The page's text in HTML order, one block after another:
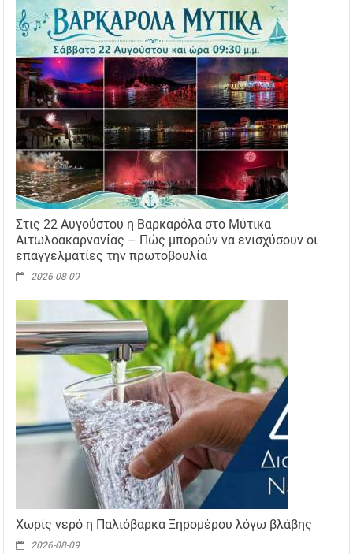
Στις 22 Αυγούστου η Βαρκαρόλα στο Μύτικα
Αιτωλοακαρνανίας – Πώς μπορούν να ενισχύσουν οι
επαγγελματίες την πρωτοβουλία
2026-08-09
Χωρίς νερό η Παλιόβαρκα Ξηρομέρου λόγω βλάβης
2026-08-09